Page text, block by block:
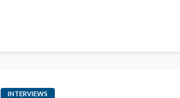
INTERVIEWS